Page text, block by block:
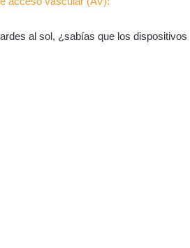
al sol, ¿sabías que los dispositivos